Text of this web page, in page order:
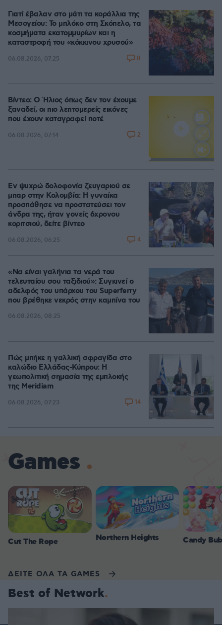
Γιατί έβαλαν στο μάτι τα κοράλλια της
Μεσογείου: Το μπλόκο στη Σκόπελο, τα
κοσμήματα εκατομμυρίων και η
καταστροφή του «κόκκινου χρυσού»
06.08.2026, 07:25 8
Loaded:
Βίντεο: Ο Ήλιος όπως δεν τον έχουμε
ξαναδεί, οι πιο λεπτομερείς εικόνες
που έχουν καταγραφεί ποτέ
06.08.2026, 07:14 2
Εν ψυχρώ δολοφονία ζευγαριού σε
μπαρ στην Κολομβία: Η γυναίκα
προσπάθησε να προστατεύσει τον
άνδρα της, ήταν γονείς 6χρονου
κοριτσιού, δείτε βίντεο
06.08.2026, 06:25 4
«Να είναι γαλήνια τα νερά του
τελευταίου σου ταξιδιού»: Συγκινεί ο
αδελφός του υπάρχου του Superferry
που βρέθηκε νεκρός στην καμπίνα του
06.08.2026, 08:25
Πώς μπήκε η γαλλική σφραγίδα στο
καλώδιο Ελλάδας-Κύπρου: Η
γεωπολιτική σημασία της εμπλοκής
της Meridiam
06.08.2026, 07:23 14
Games
Cut The Rope Northern Heights Candy
ΔΕΙΤΕ ΟΛΑ ΤΑ GAMES
Best of Network